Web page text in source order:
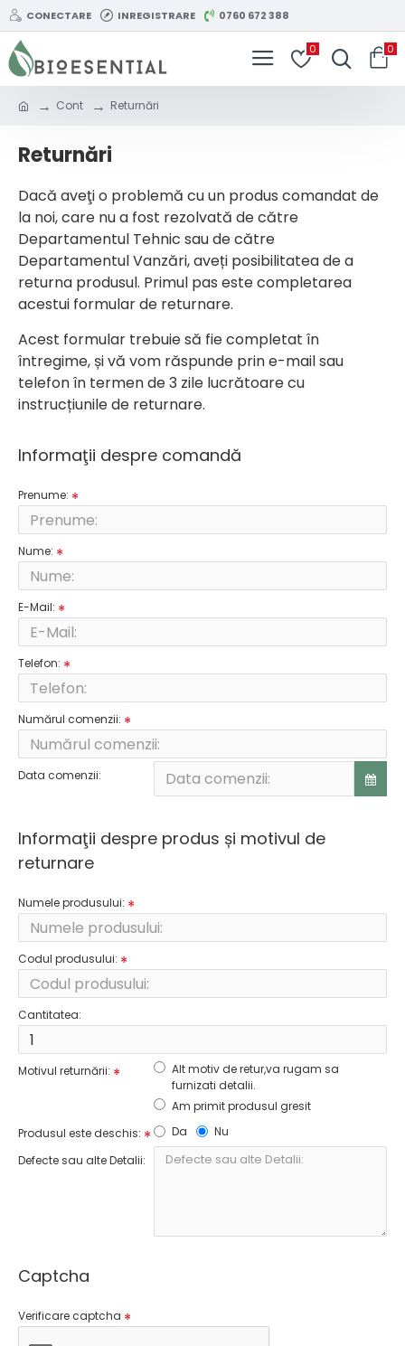
CONECTARE INREGISTRARE 0760 672 388
0 0
Cont Returnări
Returnări
Dacă aveţi o problemă cu un produs comandat de
la noi, care nu a fost rezolvată de către
Departamentul Tehnic sau de către
Departamentul Vanzări, aveți posibilitatea de a
returna produsul. Primul pas este completarea
acestui formular de returnare.
Acest formular trebuie să fie completat în
întregime, și vă vom răspunde prin e-mail sau
telefon în termen de 3 zile lucrătoare cu
instrucțiunile de returnare.
Informaţii despre comandă
Prenume:
Nume:
E-Mail:
Telefon:
Numărul comenzii:
Data comenzii:
Informaţii despre produs și motivul de
returnare
Numele produsului:
Codul produsului:
Cantitatea:
Motivul returnării:
Alt motiv de retur,va rugam sa
furnizati detalii.
Am primit produsul gresit
Produsul este deschis:
Da
Nu
Defecte sau alte Detalii:
Captcha
Verificare captcha